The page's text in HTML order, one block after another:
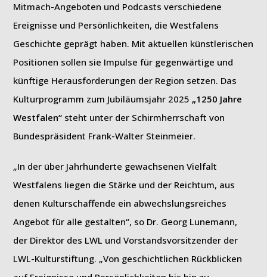
Mitmach-Angeboten und Podcasts verschiedene
Ereignisse und Persönlichkeiten, die Westfalens
Geschichte geprägt haben. Mit aktuellen künstlerischen
Positionen sollen sie Impulse für gegenwärtige und
künftige Herausforderungen der Region setzen. Das
Kulturprogramm zum Jubiläumsjahr 2025 „1250 Jahre
Westfalen“ steht unter der Schirmherrschaft von
Bundespräsident Frank-Walter Steinmeier.
„In der über Jahrhunderte gewachsenen Vielfalt
Westfalens liegen die Stärke und der Reichtum, aus
denen Kulturschaffende ein abwechslungsreiches
Angebot für alle gestalten“, so Dr. Georg Lunemann,
der Direktor des LWL und Vorstandsvorsitzender der
LWL-Kulturstiftung. „Von geschichtlichen Rückblicken